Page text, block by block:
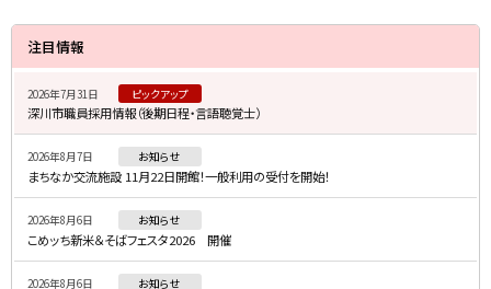
サ
イ
・
メ
ニ
ュ
ー
注目情報
2026年7月31日 ピックアップ
深川市職員採用情報（後期日程・言語聴覚士）
2026年8月7日 お知らせ
まちなか交流施設 11月22日開館！一般利用の受付を開始！
2026年8月6日 お知らせ
こめッち新米＆そばフェスタ2026 開催
2026年8月6日 お知らせ